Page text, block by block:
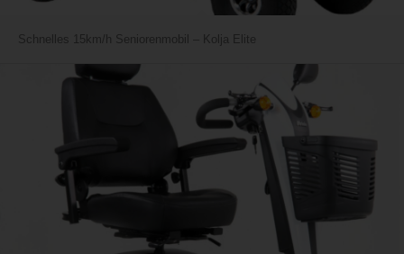
Schnelles 15km/h Seniorenmobil – Kolja Elite